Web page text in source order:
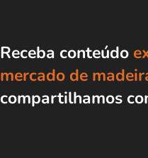
Receba conteúdo
mercado de
compartilhamos